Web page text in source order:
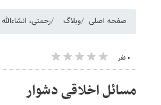
صفحه اصلی وبلاگ رحمتی، انشاءالله
۰ نفر
مسائل اخلاقی دشوار